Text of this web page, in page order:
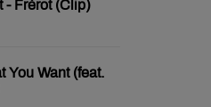
- Frérot (Clip)
You Want (feat.